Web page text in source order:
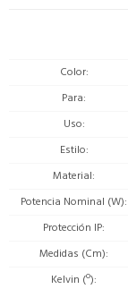
Color
Para
Uso
Estilo
Material
Potencia Nominal (W)
Protección IP
Medidas (Cm)
Kelvin (º)